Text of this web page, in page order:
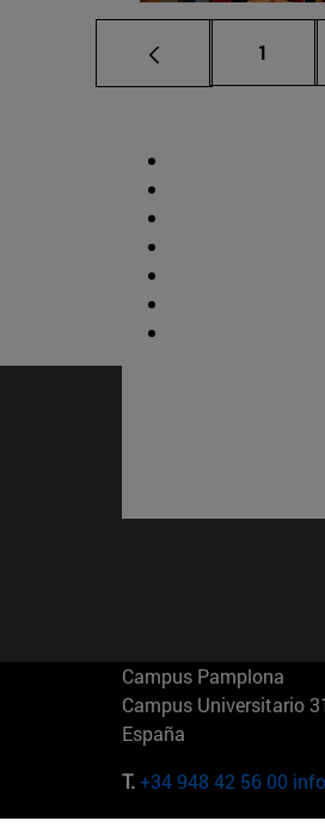
Página
1
Campus Pamplona
Campus Universitario
España
T.+34 948 42 56 00